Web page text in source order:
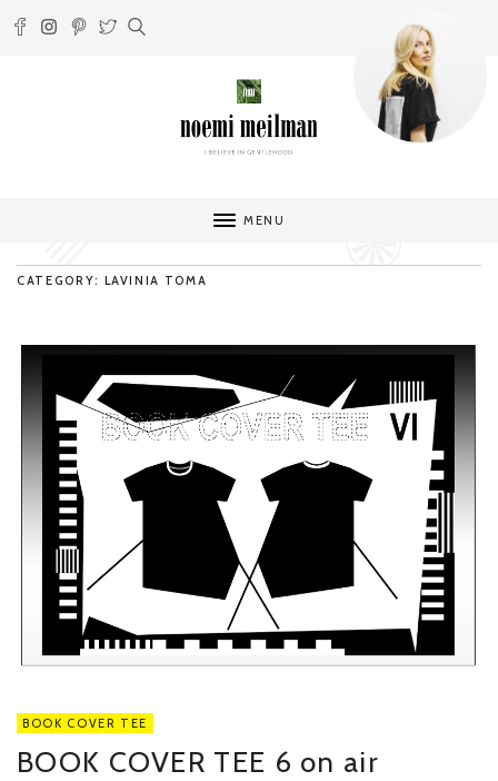
MENU
CATEGORY: LAVINIA TOMA
BOOK COVER TEE
BOOK COVER TEE 6 on air